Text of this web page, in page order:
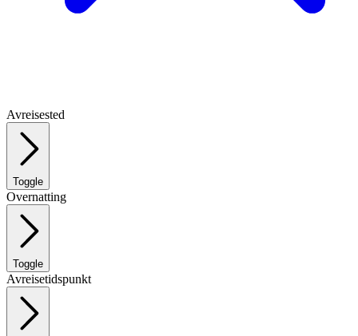
Avreisested
Toggle
Overnatting
Toggle
Avreisetidspunkt